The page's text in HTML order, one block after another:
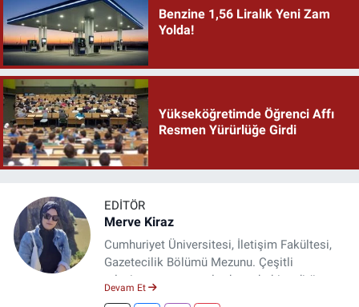
Benzine 1,56 Liralık Yeni Zam
Yolda!
Yükseköğretimde Öğrenci Affı
Resmen Yürürlüğe Girdi
EDITÖR
Merve Kiraz
Cumhuriyet Üniversitesi, İletişim Fakültesi,
Gazetecilik Bölümü Mezunu. Çeşitli
televizyon ve gazetelerde muhabir, editör,
Devam Et